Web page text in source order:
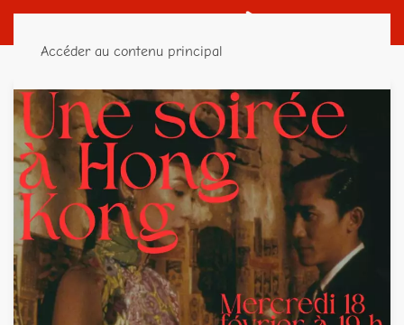
Accéder au contenu principal